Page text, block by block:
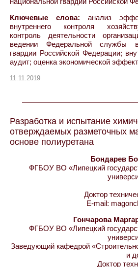
Ключевые слова: анализ
внутреннего контроля
контроль деятельности
ведении Федеральной службы
гвардии Российской Федерации;
аудит; оценка экономической
11.11.2019
Разработка и испытание
отверждаемых разметочных
основе полиуретана
Бондарев
ФГБОУ ВО «Липецкий
Доктор
E-mail:
Гончарова
ФГБОУ ВО «Липецкий
Заведующий кафедрой
и
Доктор